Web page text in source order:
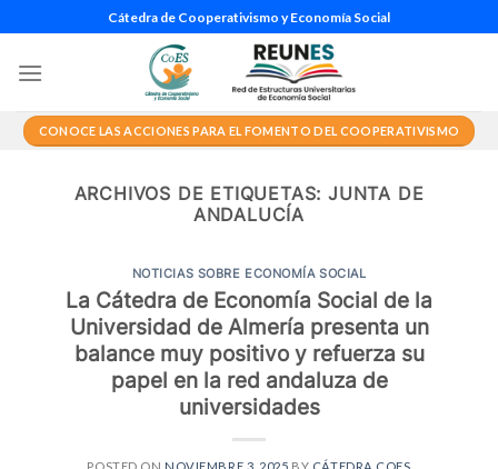
al
contenido
Cátedra de Cooperativismo y Economía Social
CONOCE LAS ACCIONES PARA EL FOMENTO DEL COOPERATIVISMO
ARCHIVOS DE ETIQUETAS: JUNTA DE
ANDALUCÍA
NOTICIAS SOBRE ECONOMÍA SOCIAL
La Cátedra de Economía Social de la
Universidad de Almería presenta un
balance muy positivo y refuerza su
papel en la red andaluza de
universidades
POSTED ON NOVIEMBRE 3, 2025 BY CÁTEDRA COES